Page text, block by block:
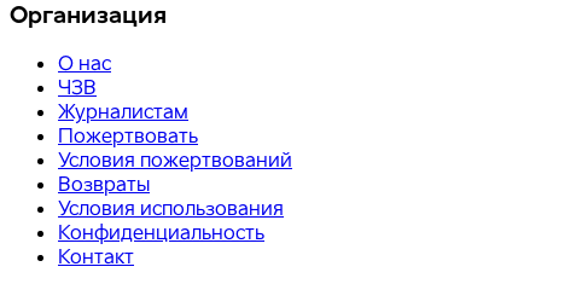
Организация
О нас
ЧЗВ
Журналистам
Пожертвовать
Условия пожертвований
Возвраты
Условия использования
Конфиденциальность
Контакт